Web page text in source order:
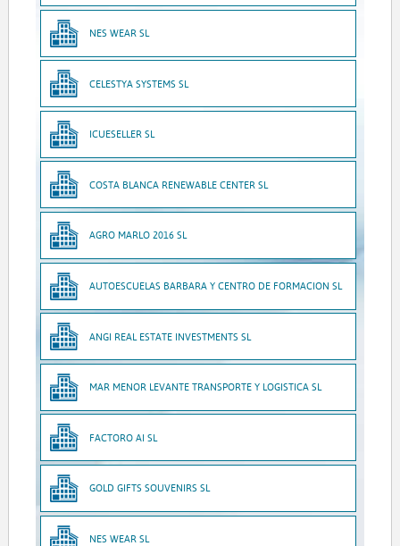
NES WEAR SL
CELESTYA SYSTEMS SL
ICUESELLER SL
COSTA BLANCA RENEWABLE CENTER SL
AGRO MARLO 2016 SL
AUTOESCUELAS BARBARA Y CENTRO DE FORMACION SL
ANGI REAL ESTATE INVESTMENTS SL
MAR MENOR LEVANTE TRANSPORTE Y LOGISTICA SL
FACTORO AI SL
GOLD GIFTS SOUVENIRS SL
NES WEAR SL